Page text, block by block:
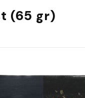
(65 gr)